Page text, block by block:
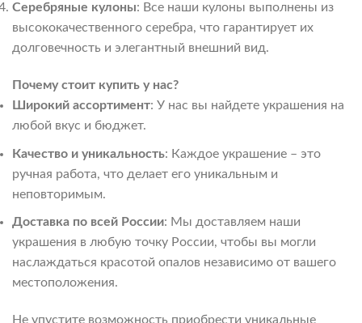
Серебряные кулоны: Все наши кулоны выполнены из
высококачественного серебра, что гарантирует их
долговечность и элегантный внешний вид.
Почему стоит купить у нас?
Широкий ассортимент: У нас вы найдете украшения на
любой вкус и бюджет.
Качество и уникальность: Каждое украшение – это
ручная работа, что делает его уникальным и
неповторимым.
Доставка по всей России: Мы доставляем наши
украшения в любую точку России, чтобы вы могли
наслаждаться красотой опалов независимо от вашего
местоположения.
Не упустите возможность приобрести уникальные